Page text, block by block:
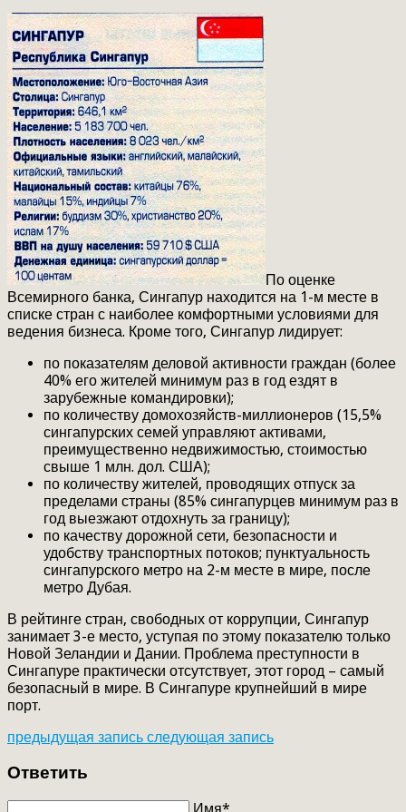
По оценке
Всемирного банка, Сингапур находится на 1-м месте в
списке стран с наиболее комфортными условиями для
ведения бизнеса. Кроме того, Сингапур лидирует:
по показателям деловой активности граждан (более
40% его жителей минимум раз в год ездят в
зарубежные командировки);
по количеству домохозяйств-миллионеров (15,5%
сингапурских семей управляют активами,
преимущественно недвижимостью, стоимостью
свыше 1 млн. дол. США);
по количеству жителей, проводящих отпуск за
пределами страны (85% сингапурцев минимум раз в
год выезжают отдохнуть за границу);
по качеству дорожной сети, безопасности и
удобству транспортных потоков; пунктуальность
сингапурского метро на 2-м месте в мире, после
метро Дубая.
В рейтинге стран, свободных от коррупции, Сингапур
занимает 3-е место, уступая по этому показателю только
Новой Зеландии и Дании. Проблема преступности в
Сингапуре практически отсутствует, этот город – самый
безопасный в мире. В Сингапуре крупнейший в мире
порт.
предыдущая запись следующая запись
Ответить